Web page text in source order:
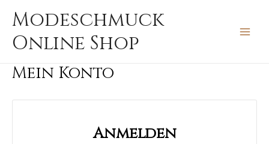
Inhalt
springen
Modeschmuck
Online Shop
Mein Konto
Anmelden